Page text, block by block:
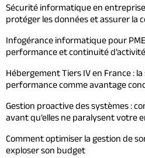
Sécurité informatique en
protéger les données et assurer la
Infogérance informatique pour
performance et continuité d’activité
Hébergement Tiers IV en France :
performance comme avantage
Gestion proactive des systèmes :
avant qu’elles ne paralysent votre
Comment optimiser la gestion de
exploser son budget